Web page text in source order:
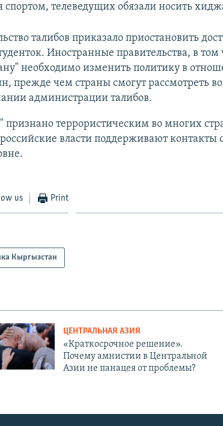
телеведущих обязали носить
талибов приказало приостановить
Иностранные правительства, в
необходимо изменить политику в
прежде чем страны смогут рассмотреть
администрации талибов.
террористическим во многих
власти поддерживают контакты
us Print
Кыргызстан
ЦЕНТРАЛЬНАЯ АЗИЯ
«Краткосрочное решение».
Почему амнистии в Центральной
Азии не панацея от проблемы?